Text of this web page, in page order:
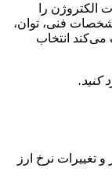
الکتروژن را
فنی، توان،
انتخاب
تغییرات نرخ ارز